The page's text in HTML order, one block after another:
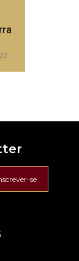
se